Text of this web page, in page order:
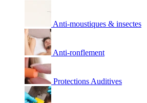
Anti-moustiques & insectes
Anti-ronflement
Protections Auditives